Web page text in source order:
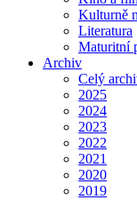
Kulturně
Literatura
Maturitní
Archiv
Celý
2025
2024
2023
2022
2021
2020
2019